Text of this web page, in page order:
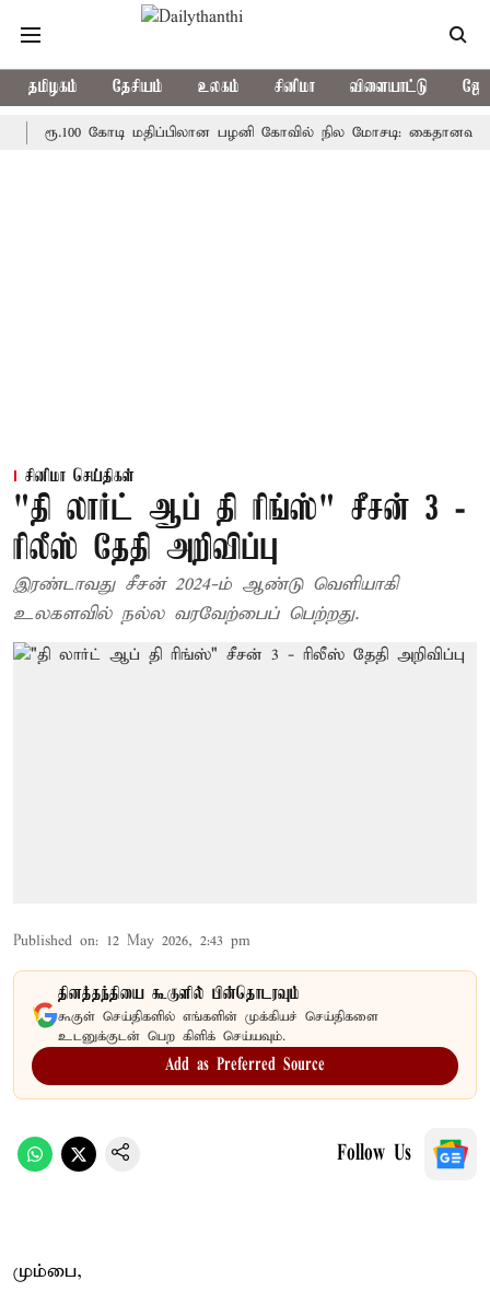
தமிழகம் தேசியம் உலகம் சினிமா விளையாட்டு
ரூ.100 கோடி மதிப்பிலான பழனி கோவில் நில மோசடி: கைதானவர்
சினிமா செய்திகள்
"தி லார்ட் ஆப் தி ரிங்ஸ்" சீசன் 3 -
ரிலீஸ் தேதி அறிவிப்பு
இரண்டாவது சீசன் 2024-ம் ஆண்டு வெளியாகி
உலகளவில் நல்ல வரவேற்பைப் பெற்றது.
Published on: 12 May 2026, 2:43 pm
தினத்தந்தியை கூகுளில் பின்தொடரவும்
கூகுள் செய்திகளில் எங்களின் முக்கியச் செய்திகளை
உடனுக்குடன் பெற கிளிக் செய்யவும்.
Add as Preferred Source
Follow Us
மும்பை,